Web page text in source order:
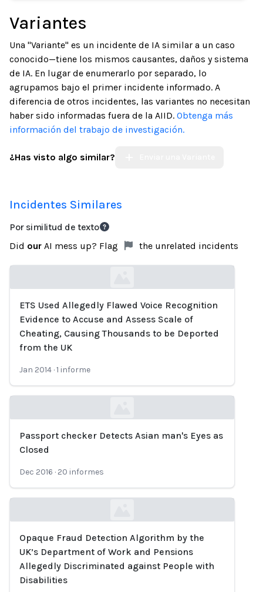
Variantes
Una "Variante" es un incidente de IA similar a un caso
conocido—tiene los mismos causantes, daños y sistema
de IA. En lugar de enumerarlo por separado, lo
agrupamos bajo el primer incidente informado. A
diferencia de otros incidentes, las variantes no necesitan
haber sido informadas fuera de la AIID. Obtenga más
información del trabajo de investigación.
¿Has visto algo similar?
Incidentes Similares
Por similitud de texto
Did our AI mess up? Flag the unrelated incidents
Loading...
ETS Used Allegedly Flawed Voice Recognition
Evidence to Accuse and Assess Scale of
Cheating, Causing Thousands to be Deported
from the UK
Jan 2014 ·1 informe
Loading...
Passport checker Detects Asian man's Eyes as
Closed
Dec 2016 · 20 informes
Loading...
Opaque Fraud Detection Algorithm by the
UK’s Department of Work and Pensions
Allegedly Discriminated against People with
Disabilities